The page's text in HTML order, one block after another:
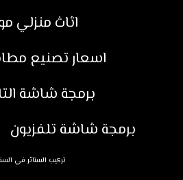
اثاث منزلي
اسعار تصنيع
برمجة شاشة
برمجة شاشة تلفزيون
تركيب الستائر في